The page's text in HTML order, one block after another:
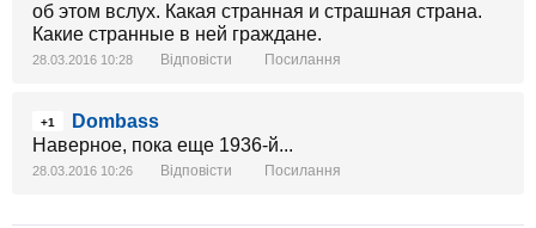
об этом вслух. Какая странная и страшная страна.
Какие странные в ней граждане.
28.03.2016 10:28 Відповісти Посилання
+1
Dombass
Наверное, пока еще 1936-й...
28.03.2016 10:26 Відповісти Посилання